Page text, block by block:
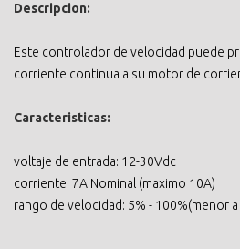
Descripcion:
Este controlador de velocidad puede
corriente continua a su motor de
Caracteristicas:
voltaje de entrada: 12-30Vdc
corriente: 7A Nominal (maximo 10A)
rango de velocidad: 5% - 100%(menor a